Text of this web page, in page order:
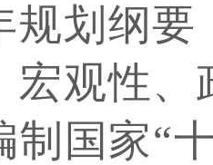
规划纲
宏观性
制国家“